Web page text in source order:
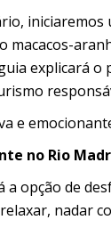
macacos-
explicará o
e
no Rio
a opção de
nadar